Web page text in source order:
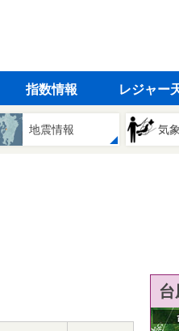
指数情報 レジャー
地震情報 気